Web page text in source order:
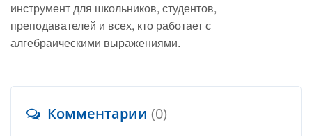
инструмент для школьников, студентов,
преподавателей и всех, кто работает с
алгебраическими выражениями.
Комментарии (0)